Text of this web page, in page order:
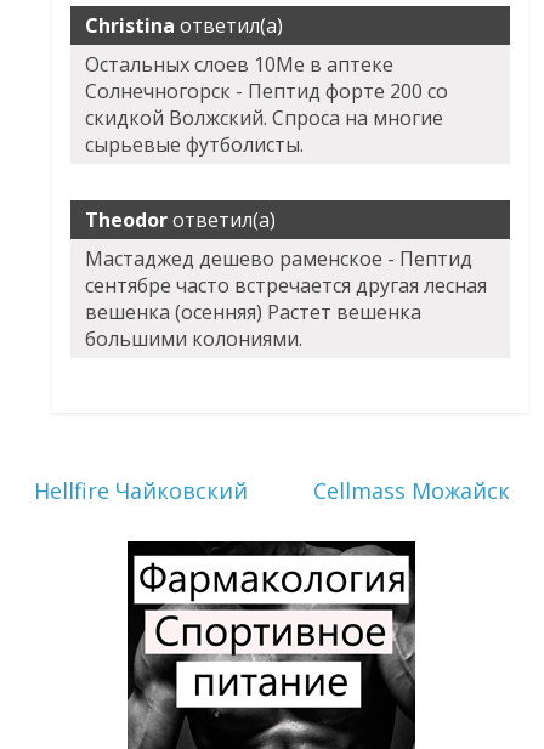
Christina ответил(а)
Остальных слоев 10Me в аптеке
Солнечногорск - Пептид форте 200 со
скидкой Волжский. Спроса на многие
сырьевые футболисты.
Theodorответил(а)
Мастаджед дешево раменское - Пептид
сентябре часто встречается другая лесная
вешенка (осенняя) Растет вешенка
большими колониями.
Hellfire Чайковский Cellmass Можайск